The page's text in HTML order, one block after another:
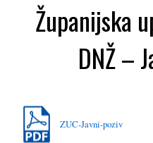
Županijska
DNŽ –
ZUC-Javni-poziv